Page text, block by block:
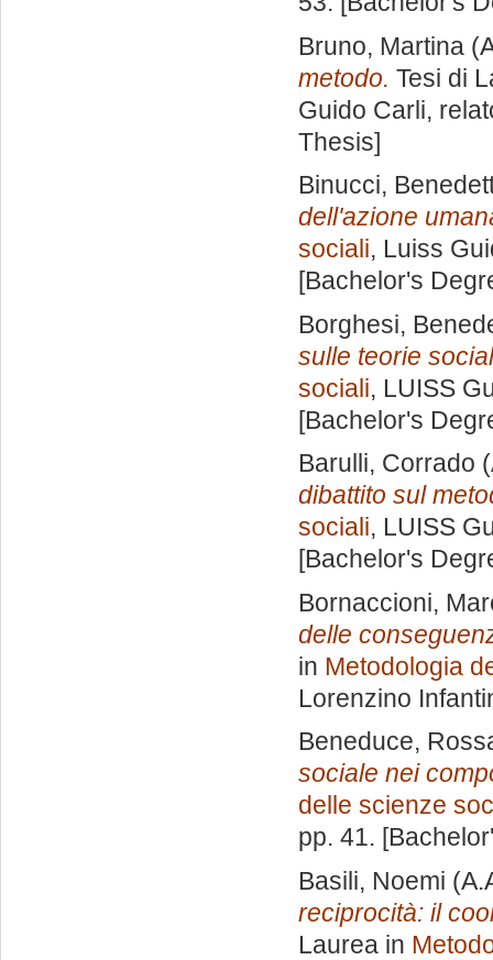
Bruno, Martina
metodo. Tesi di
Guido Carli,
Thesis]
Binucci,
dell'azione
sociali, Luiss
[Bachelor's
Borghesi,
sulle teorie
sociali, LUISS
[Bachelor's
Barulli, Corrado
dibattito sul
sociali, LUISS
[Bachelor's
Bornaccioni,
delle
in Metodologia
Lorenzino
Beneduce,
sociale nei
delle scienze
pp. 41.
Basili, Noemi
reciprocità: il
Laurea in